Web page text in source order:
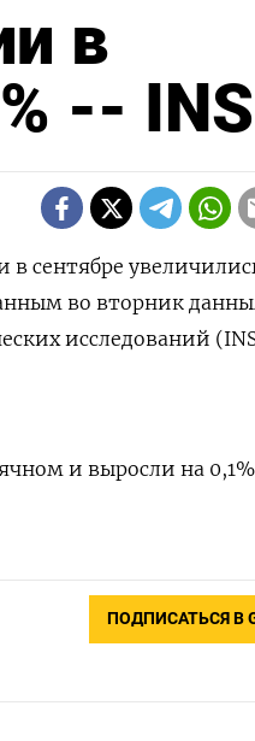
в
--
сентябре
во вторник
исследований
и выросли на
ПОДПИСАТЬСЯ В